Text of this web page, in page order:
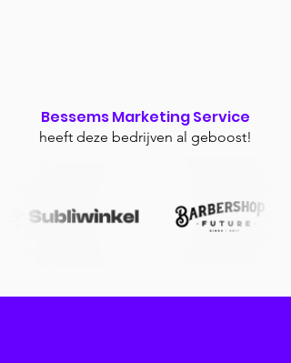
Bessems Marketing Service
heeft deze bedrijven al geboost!